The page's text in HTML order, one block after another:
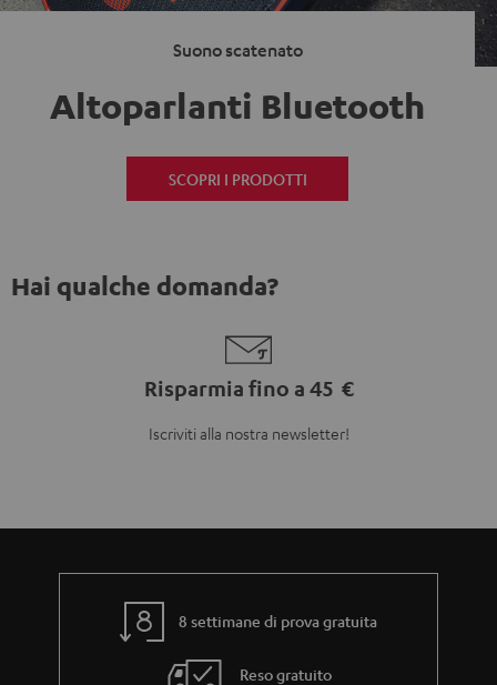
Suono scatenato
Altoparlanti Bluetooth
SCOPRI I PRODOTTI
Hai qualche domanda?
Risparmia fino a 45 €
Iscriviti alla nostra newsletter!
8 settimane di prova gratuita
Reso gratuito